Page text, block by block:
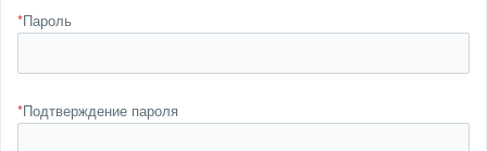
*Пароль
*Подтверждение пароля